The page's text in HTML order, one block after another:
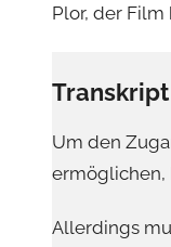
Plor, der
Transkript
Um den
ermöglichen,
Allerdings